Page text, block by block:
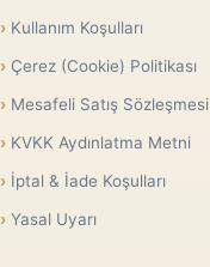
Kullanım Koşulları
Çerez (Cookie) Politikası
Mesafeli Satış Sözleşmesi
KVKK Aydınlatma Metni
İptal & İade Koşulları
Yasal Uyarı